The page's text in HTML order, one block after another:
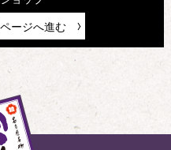
ージへ進む